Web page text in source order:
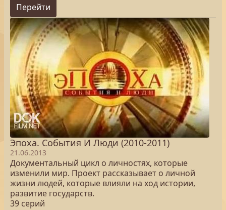
Перейти
Эпоха. Cобытия И Люди (2010-2011)
21.06.2013
Документальный цикл о личностях, которые
изменили мир. Проект рассказывает о личной
жизни людей, которые влияли на ход истории,
развитие государств.
39 серий